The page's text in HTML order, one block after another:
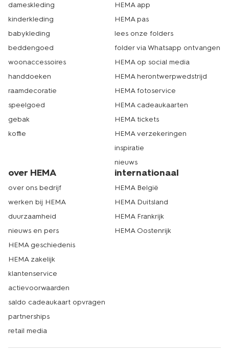
dameskleding
kinderkleding
babykleding
beddengoed
woonaccessoires
handdoeken
raamdecoratie
speelgoed
gebak
koffie
HEMA app
HEMA pas
lees onze folders
folder via Whatsapp ontvangen
HEMA op social media
HEMA herontwerpwedstrijd
HEMA fotoservice
HEMA cadeaukaarten
HEMA tickets
HEMA verzekeringen
inspiratie
nieuws
over HEMA
over ons bedrijf
werken bij HEMA
duurzaamheid
nieuws en pers
HEMA geschiedenis
HEMA zakelijk
klantenservice
actievoorwaarden
saldo cadeaukaart opvragen
partnerships
retail media
internationaal
HEMA België
HEMA Duitsland
HEMA Frankrijk
HEMA Oostenrijk